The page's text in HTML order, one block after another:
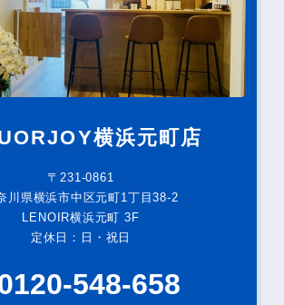
横浜元町店
〒231-0861
川県横浜市中区元町1丁目38-2
LENOIR横浜元町 3F
定休日：日・祝日
548-658